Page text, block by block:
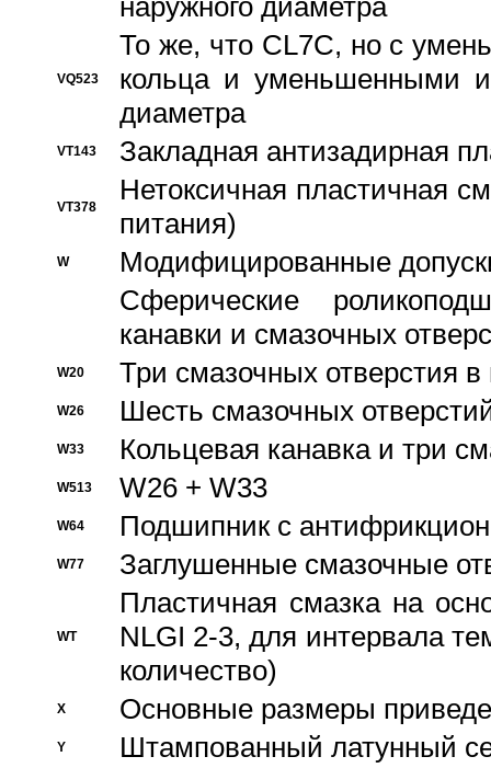
наружного диаметра
VQ523
То же, что CL7C, но с
кольца и уменьшенными
диаметра
VT143 Закладная антизадирная
VT378
Нетоксичная пластичная
питания)
W
Модифицированные
Сферические
канавки и смазочных
W20 Три смазочных отверстия
W26 Шесть смазочных
W33 Кольцевая канавка и три
W513 W26 + W33
W64 Подшипник с
W77 Заглушенные смазочные
WT
Пластичная смазка на
NLGI 2-3, для интервала
количество)
X Основные размеры
Y Штампованный латунный